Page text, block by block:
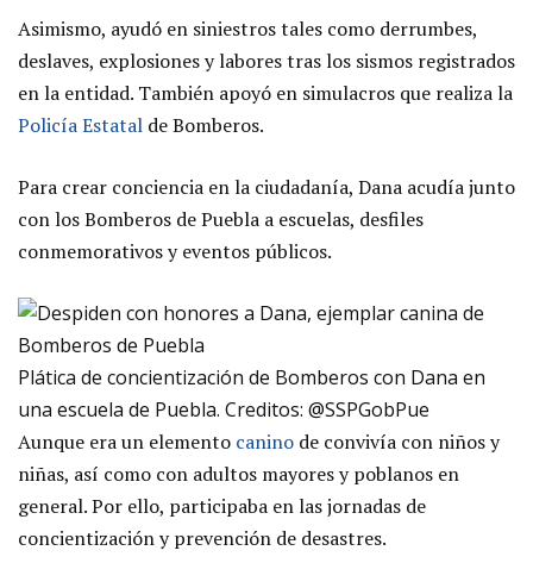
Asimismo, ayudó en siniestros tales como derrumbes,
deslaves, explosiones y labores tras los sismos registrados
en la entidad. También apoyó en simulacros que realiza la
Policía Estatal de Bomberos.
Para crear conciencia en la ciudadanía, Dana acudía junto
con los Bomberos de Puebla a escuelas, desfiles
conmemorativos y eventos públicos.
Plática de concientización de Bomberos con Dana en
una escuela de Puebla. Creditos: @SSPGobPue
Aunque era un elemento canino de convivía con niños y
niñas, así como con adultos mayores y poblanos en
general. Por ello, participaba en las jornadas de
concientización y prevención de desastres.